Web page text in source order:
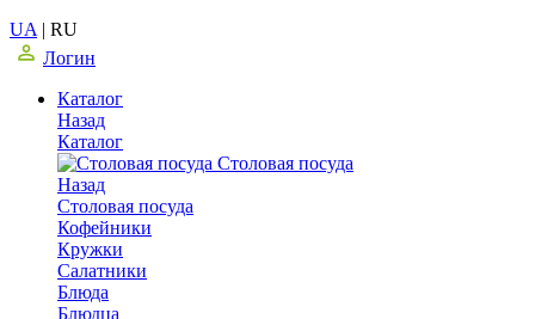
UA | RU
Логин
Каталог
Назад
Каталог
Столовая посуда
Назад
Столовая посуда
Кофейники
Кружки
Салатники
Блюда
Блюдца